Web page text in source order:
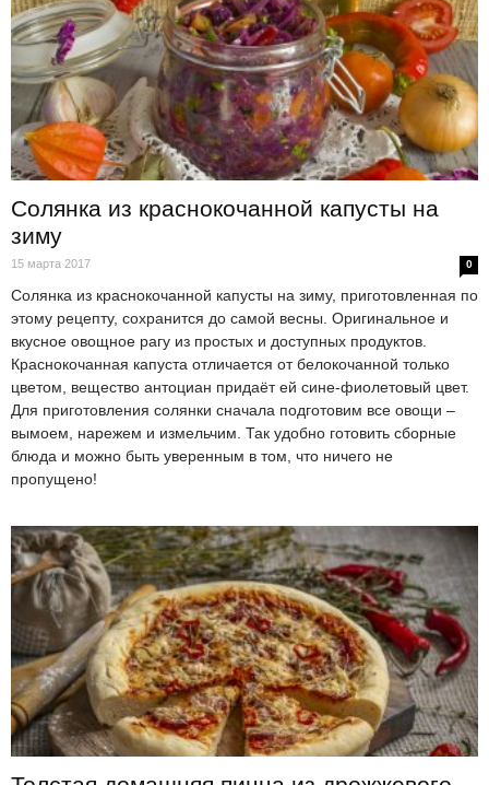
Солянка из краснокочанной капусты на
зиму
15 марта 2017 0
Солянка из краснокочанной капусты на зиму, приготовленная по
этому рецепту, сохранится до самой весны. Оригинальное и
вкусное овощное рагу из простых и доступных продуктов.
Краснокочанная капуста отличается от белокочанной только
цветом, вещество антоциан придаёт ей сине-фиолетовый цвет.
Для приготовления солянки сначала подготовим все овощи –
вымоем, нарежем и измельчим. Так удобно готовить сборные
блюда и можно быть уверенным в том, что ничего не
пропущено!